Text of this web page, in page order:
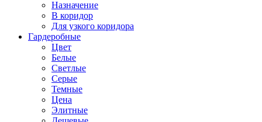
Назначение
В коридор
Для узкого коридора
Гардеробные
Цвет
Белые
Светлые
Серые
Темные
Цена
Элитные